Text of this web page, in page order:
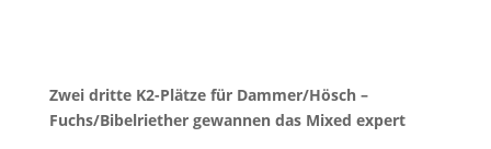
Zwei dritte K2-Plätze für Dammer/Hösch –
Fuchs/Bibelriether gewannen das Mixed expert